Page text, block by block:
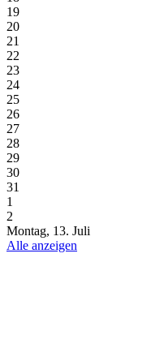
19
20
21
22
23
24
25
26
27
28
29
30
31
1
2
Montag, 13. Juli
Alle anzeigen